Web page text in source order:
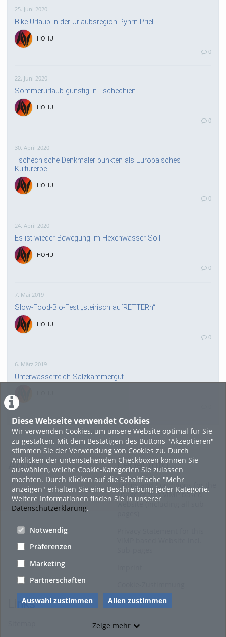
Diese Webseite verwendet Cookies
Wir verwenden Cookies, um unsere Website optimal für Sie
zu gestalten. Mit dem Bestätigen des Buttons "Akzeptieren"
stimmen Sie der Verwendung von Cookies zu. Durch
Anklicken der untenstehenden Checkboxen können Sie
auswählen, welche Cookie-Kategorien Sie zulassen
möchten. Durch Klicken auf die Schaltfläche "Mehr
anzeigen" erhalten Sie eine Beschreibung jeder Kategorie.
Weitere Informationen finden Sie in unserer
Datenschutzerklärung.
Notwendig
Präferenzen
Marketing
Partnerschaften
Auswahl zustimmen Allen zustimmen
Zeige mehr
25. Juni 2020
Bike-Urlaub in der Urlaubsregion Pyhrn-Priel
HOHU
0
22. Juni 2020
Sommerurlaub günstig in Tschechien
HOHU
0
30. April 2020
Tschechische Denkmäler punkten als Europäisches
Kulturerbe
HOHU
0
24. April 2020
Es ist wieder Bewegung im Hexenwasser Söll!
HOHU
0
7. Mai 2019
Slow-Food-Bio-Fest „steirisch aufRETTERn“
HOHU
0
6. März 2019
Unterwasserreich Salzkammergut
9. Oktober 2018
Sportiver und erholsamer Herbst-Urlaub in Kärntens 4-
Seenlandschaft
IMAGO
18. April 2016
Sommererlebnis Mühlviertler Alm
About Legal Info
Terms and Conditions for the
Usage of this ViMP based
website (including all sub-
Links